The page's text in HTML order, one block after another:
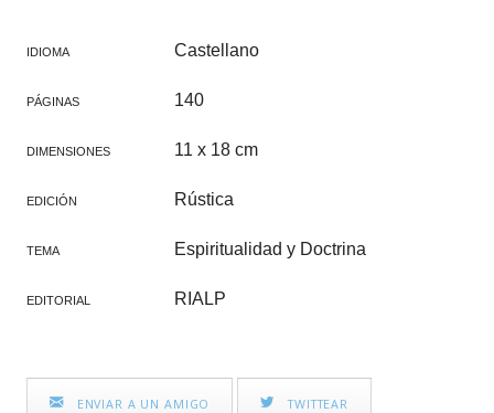
IDIOMA Castellano
PÁGINAS 140
DIMENSIONES 11 x 18 cm
EDICIÓN Rústica
TEMA Espiritualidad y Doctrina
EDITORIAL RIALP
ENVIAR A UN AMIGO TWITTEAR